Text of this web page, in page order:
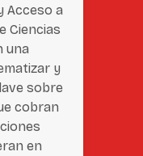
Acceso a
Ciencias
una
y
sobre
cobran
en